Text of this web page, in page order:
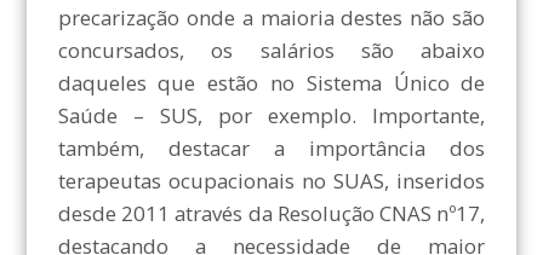
precarização onde a maioria destes não são
concursados, os salários são abaixo
daqueles que estão no Sistema Único de
Saúde – SUS, por exemplo. Importante,
também, destacar a importância dos
terapeutas ocupacionais no SUAS, inseridos
desde 2011 através da Resolução CNAS nº17,
destacando a necessidade de maior